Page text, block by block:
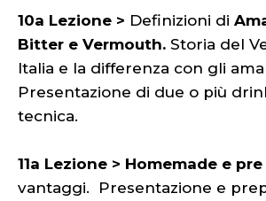
10a Lezione > Definizioni di
Bitter e Vermouth. Storia del
Italia e la differenza con gli
Presentazione di due o più
tecnica.
11a Lezione > Homemade e
vantaggi. Presentazione e